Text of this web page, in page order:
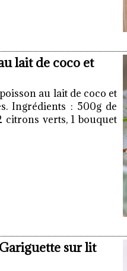
lait de coco et
au lait de coco et
Ingrédients : 500g de
verts, 1 bouquet
sur lit